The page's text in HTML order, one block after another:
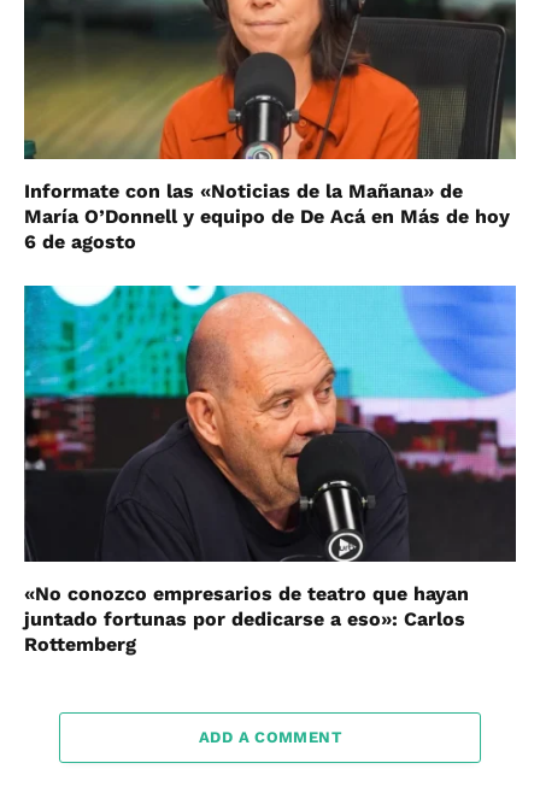
Informate con las «Noticias de la Mañana» de
María O’Donnell y equipo de De Acá en Más de hoy
6 de agosto
«No conozco empresarios de teatro que hayan
juntado fortunas por dedicarse a eso»: Carlos
Rottemberg
ADD A COMMENT